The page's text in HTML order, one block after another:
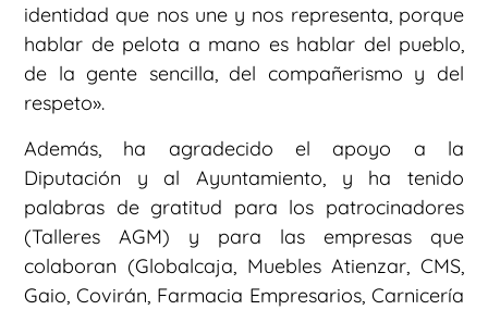
identidad que nos une y nos representa, porque
hablar de pelota a mano es hablar del pueblo,
de la gente sencilla, del compañerismo y del
respeto».
Además, ha agradecido el apoyo a la
Diputación y al Ayuntamiento, y ha tenido
palabras de gratitud para los patrocinadores
(Talleres AGM) y para las empresas que
colaboran (Globalcaja, Muebles Atienzar, CMS,
Gaio, Covirán, Farmacia Empresarios, Carnicería